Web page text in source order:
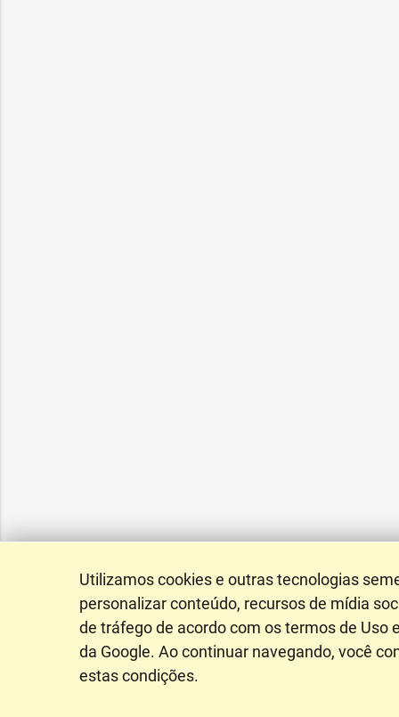
Utilizamos cookies e outras tecnologias
personalizar conteúdo, recursos de mídia
de tráfego de acordo com os termos de Uso
da Google. Ao continuar navegando, você
estas condições.